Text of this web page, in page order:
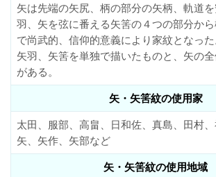
矢は先端の矢尻、柄の部分の矢柄、軌道
羽、矢を弦に番える矢筈の４つの部分か
で尚武的、信仰的意義により家紋となった
矢羽、矢筈を単独で描いたものと、矢の
がある。
矢・矢筈紋の使用家
太田、服部、高畠、日和佐、真島、田村
矢、矢作、矢部など
矢・矢筈紋の使用地域